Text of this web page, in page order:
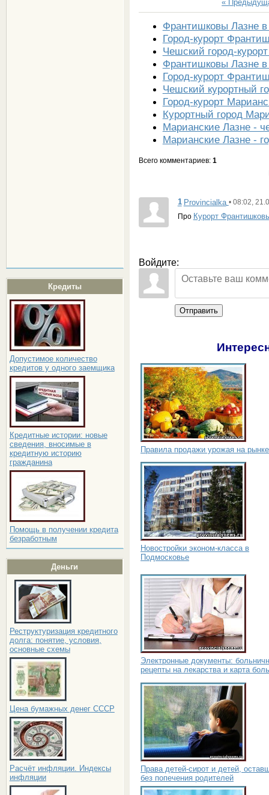
Кредиты
Допустимое количество
кредитов у одного заемщика
Кредитные истории: новые
сведения, вносимые в
кредитную историю
гражданина
Помощь в получении кредита
безработным
Деньги
Реструктуризация кредитного
долга: понятие, условия,
основные схемы
Цена бумажных денег СССР
Расчёт инфляции. Индексы
инфляции
«
Франтишковы Лазне
Город-курорт
Чешский город-
Франтишковы Лазне
Город-курорт
Чешский курортный
Город-курорт
Курортный город
Марианские Лазне -
Марианские Лазне -
Всего комментариев: 1
1 Provincialka • 08:02,
Про Курорт
Войдите:
Отправить
Правила продажи урожая на рынке
Новостройки эконом-класса в
Подмосковье
Электронные документы:
рецепты на лекарства и карта
Права детей-сирот и детей,
без попечения родителей